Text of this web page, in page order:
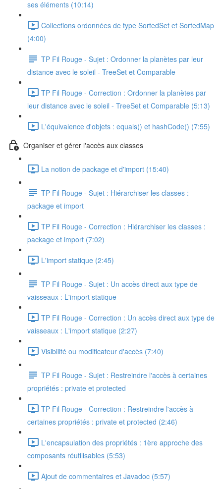
ses éléments (10:14)
Collections ordonnées de type SortedSet et SortedMap
(4:00)
TP Fil Rouge - Sujet : Ordonner la planètes par leur
distance avec le soleil - TreeSet et Comparable
TP Fil Rouge - Correction : Ordonner la planètes par
leur distance avec le soleil - TreeSet et Comparable (5:13)
L'équivalence d'objets : equals() et hashCode() (7:55)
Organiser et gérer l'accès aux classes
La notion de package et d'import (15:40)
TP Fil Rouge - Sujet : Hiérarchiser les classes :
package et import
TP Fil Rouge - Correction : Hiérarchiser les classes :
package et import (7:02)
L'import statique (2:45)
TP Fil Rouge - Sujet : Un accès direct aux type de
vaisseaux : L'import statique
TP Fil Rouge - Correction : Un accès direct aux type de
vaisseaux : L'import statique (2:27)
Visibilité ou modificateur d'accès (7:40)
TP Fil Rouge - Sujet : Restreindre l'accès à certaines
propriétés : private et protected
TP Fil Rouge - Correction : Restreindre l'accès à
certaines propriétés : private et protected (2:46)
L'encapsulation des propriétés : 1ère approche des
composants réutilisables (5:53)
Ajout de commentaires et Javadoc (5:57)